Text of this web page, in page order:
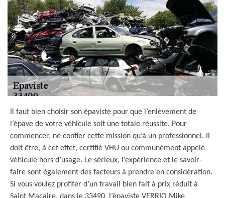
Il faut bien choisir son épaviste pour que l’enlèvement de
l’épave de votre véhicule soit une totale réussite. Pour
commencer, ne confier cette mission qu’à un professionnel. Il
doit être, à cet effet, certifié VHU ou communément appelé
véhicule hors d’usage. Le sérieux, l’expérience et le savoir-
faire sont également des facteurs à prendre en considération.
Si vous voulez profiter d’un travail bien fait à prix réduit à